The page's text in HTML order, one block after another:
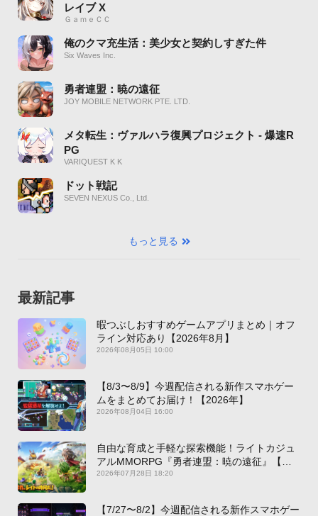
レイブ X
ＧａｍｅＣＣ
俺のクマ充生活：美少女と契約しすぎた件
Six Waves Inc.
勇者連盟：暁の遠征
JOY MOBILE NETWORK PTE. LTD.
メタ転生：ヴァルハラ復興プロジェクト - 爆速R
PG
VARIQUEST K K
ドット戦記
SEVEN NEXUS Co., Ltd.
もっと見る
最新記事
暇つぶしおすすめゲームアプリまとめ｜オフ
ライン対応あり【2026年8月】
2026年08月05日 10:00
【8/3〜8/9】今週配信される新作スマホゲー
ムをまとめてお届け！【2026年】
2026年08月04日 16:00
自由な育成と手軽な探索機能！ライトカジュ
アルMMORPG『勇者連盟：暁の遠征』【最
新作PICKUP】
2026年07月28日 18:20
【7/27〜8/2】今週配信される新作スマホゲー